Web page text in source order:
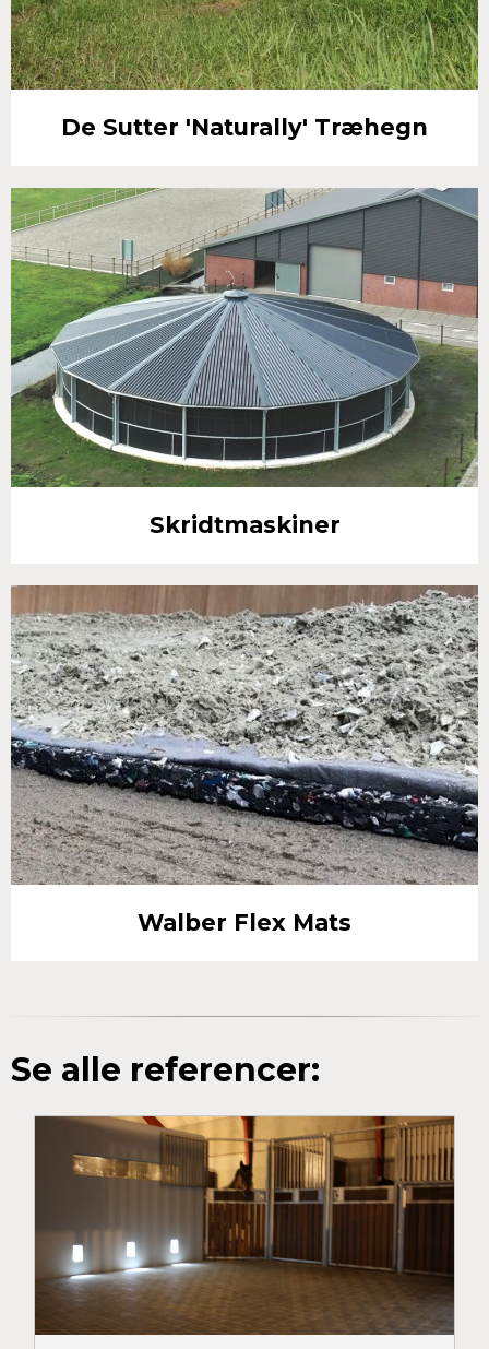
De Sutter 'Naturally' Træhegn
Skridtmaskiner
Walber Flex Mats
Se alle referencer: